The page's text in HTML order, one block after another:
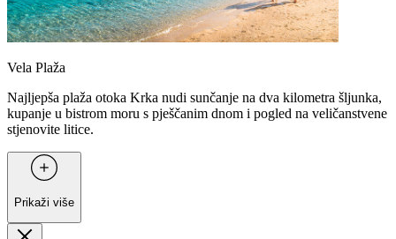
Vela Plaža
Najljepša plaža otoka Krka nudi sunčanje na dva kilometra šljunka,
kupanje u bistrom moru s pješčanim dnom i pogled na veličanstvene
stjenovite litice.
Prikaži više